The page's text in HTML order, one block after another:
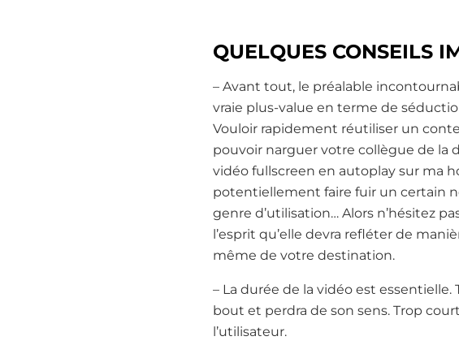
QUELQUES CONSEILS
– Avant tout, le préalable
vraie plus-value en terme de
Vouloir rapidement réutiliser un
pouvoir narguer votre collègue de la
vidéo fullscreen en autoplay sur ma
potentiellement faire fuir un certain
genre d’utilisation… Alors n’hésitez
l’esprit qu’elle devra refléter de
même de votre destination.
– La durée de la vidéo est
bout et perdra de son sens. Trop
l’utilisateur.